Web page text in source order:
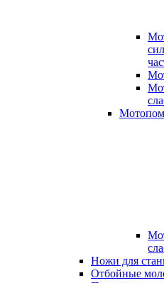
Ножи для
Отбойные